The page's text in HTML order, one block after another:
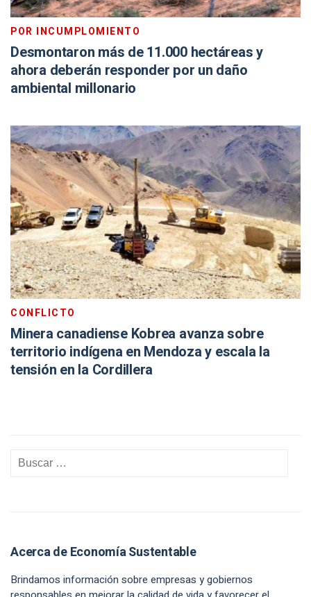
POR INCUMPLOMIENTO
Desmontaron más de 11.000 hectáreas y
ahora deberán responder por un daño
ambiental millonario
CONFLICTO
Minera canadiense Kobrea avanza sobre
territorio indígena en Mendoza y escala la
tensión en la Cordillera
Acerca de Economía Sustentable
Brindamos información sobre empresas y gobiernos